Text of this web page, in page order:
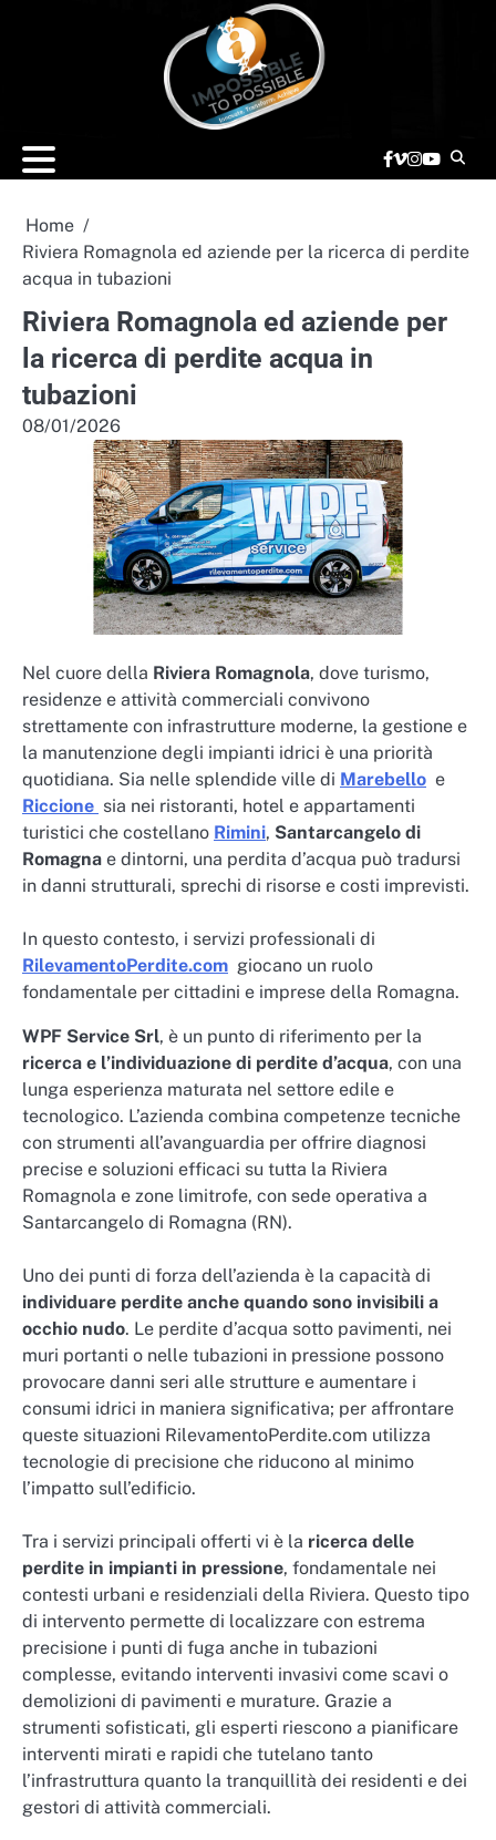
Facebook
vimeo
Instagram
YouTube
Home
Riviera Romagnola ed aziende per la ricerca di perdite
acqua in tubazioni
Riviera Romagnola ed aziende per
la ricerca di perdite acqua in
tubazioni
08/01/2026
Nel cuore della Riviera Romagnola, dove turismo,
residenze e attività commerciali convivono
strettamente con infrastrutture moderne, la gestione e
la manutenzione degli impianti idrici è una priorità
quotidiana. Sia nelle splendide ville di Marebello e
Riccione sia nei ristoranti, hotel e appartamenti
turistici che costellano Rimini, Santarcangelo di
Romagna e dintorni, una perdita d’acqua può tradursi
in danni strutturali, sprechi di risorse e costi imprevisti.
In questo contesto, i servizi professionali di
RilevamentoPerdite.com giocano un ruolo
fondamentale per cittadini e imprese della Romagna.
WPF Service Srl, è un punto di riferimento per la
ricerca e l’individuazione di perdite d’acqua, con una
lunga esperienza maturata nel settore edile e
tecnologico. L’azienda combina competenze tecniche
con strumenti all’avanguardia per offrire diagnosi
precise e soluzioni efficaci su tutta la Riviera
Romagnola e zone limitrofe, con sede operativa a
Santarcangelo di Romagna (RN).
Uno dei punti di forza dell’azienda è la capacità di
individuare perdite anche quando sono invisibili a
occhio nudo. Le perdite d’acqua sotto pavimenti, nei
muri portanti o nelle tubazioni in pressione possono
provocare danni seri alle strutture e aumentare i
consumi idrici in maniera significativa; per affrontare
queste situazioni RilevamentoPerdite.com utilizza
tecnologie di precisione che riducono al minimo
l’impatto sull’edificio.
Tra i servizi principali offerti vi è la ricerca delle
perdite in impianti in pressione, fondamentale nei
contesti urbani e residenziali della Riviera. Questo tipo
di intervento permette di localizzare con estrema
precisione i punti di fuga anche in tubazioni
complesse, evitando interventi invasivi come scavi o
demolizioni di pavimenti e murature. Grazie a
strumenti sofisticati, gli esperti riescono a pianificare
interventi mirati e rapidi che tutelano tanto
l’infrastruttura quanto la tranquillità dei residenti e dei
gestori di attività commerciali.